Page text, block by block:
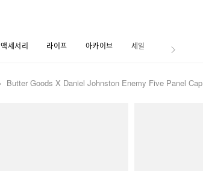
액세서리 라이프 아카이브 세일 저널
Butter Goods X Daniel Johnston Enemy Five Panel Cap